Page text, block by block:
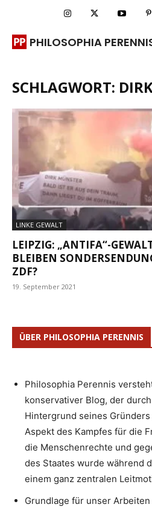
PHILOSOPHIA
SCHLAGWORT:
LINKE GEWALT
LEIPZIG: „ANTIFA“-
BLEIBEN
ZDF?
19. September 2021
ÜBER PHILOSOPHIA PERENNIS
Philosophia Perennis
konservativer Blog, der
Hintergrund seines
Aspekt des Kampfes für die
die Menschenrechte und
des Staates wurde während
einem ganz zentralen
Grundlage für unser